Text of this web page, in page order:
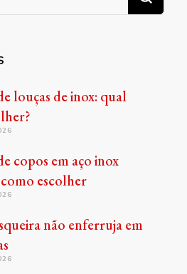
louças de inox: qual
copos em aço inox
escolher
não enferruja em